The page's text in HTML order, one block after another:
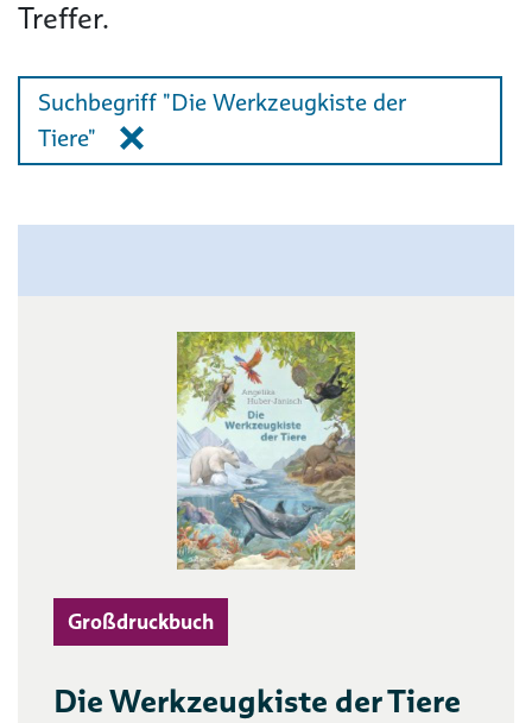
Treffer.
Suchbegriff "Die Werkzeugkiste der
Tiere"
Großdruckbuch
Die Werkzeugkiste der Tiere